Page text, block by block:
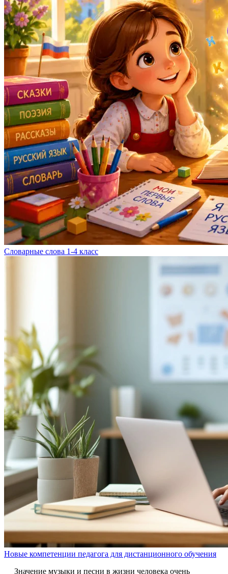
Словарные слова 1-4 класс
Новые компетенции педагога для дистанционного обучения
Значение музыки и песни в жизни человека очень